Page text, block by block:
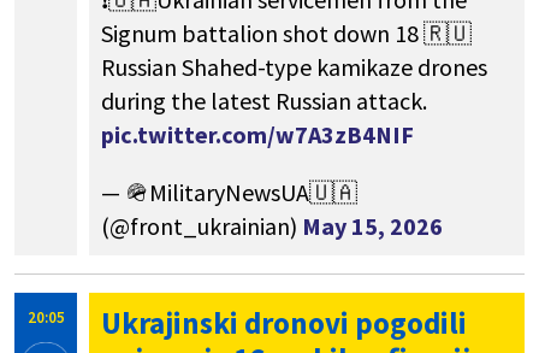
Signum battalion shot down 18 🇷🇺
Russian Shahed-type kamikaze drones
during the latest Russian attack.
pic.twitter.com/w7A3zB4NIF
— 🪖MilitaryNewsUA🇺🇦
(@front_ukrainian) May 15, 2026
20:05
Ukrajinski dronovi pogodili